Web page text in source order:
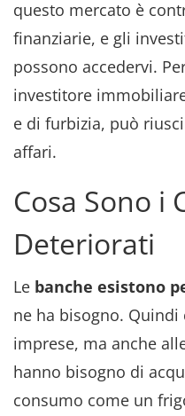
questo mercato è
finanziarie, e gli
possono accedervi.
investitore
e di furbizia, può
affari.
Cosa Sono i
Deteriorati
Le banche esistono
ne ha bisogno.
imprese, ma anche
hanno bisogno di
consumo come un